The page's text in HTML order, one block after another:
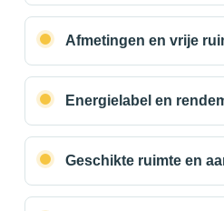
Afmetingen en vrije
Energielabel en
Geschikte ruimte en